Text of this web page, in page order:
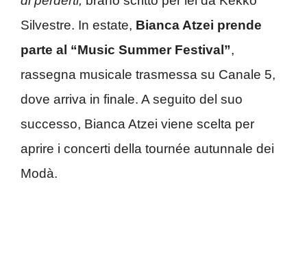
Silvestre. In estate, Bianca Atzei prende
parte al “Music Summer Festival”,
rassegna musicale trasmessa su Canale 5,
dove arriva in finale. A seguito del suo
successo, Bianca Atzei viene scelta per
aprire i concerti della tournée autunnale dei
Modà.